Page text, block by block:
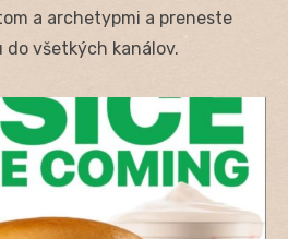
a archetypmi a preneste
všetkých kanálov.